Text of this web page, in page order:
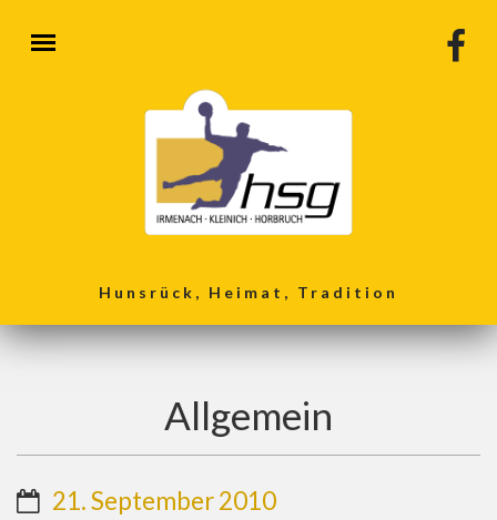
Hunsrück, Heimat, Tradition
Allgemein
21. September 2010